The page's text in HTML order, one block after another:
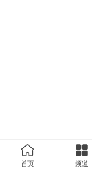
首页 频道